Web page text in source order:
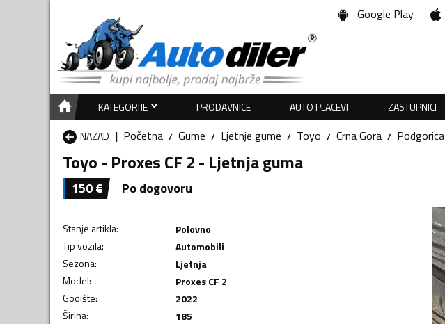
Google Play
KATEGORIJE PRODAVNICE AUTO PLACEVI ZASTUPNICI
NAZAD
Početna Gume Ljetnje gume Toyo Crna Gora Podgorica
Toyo - Proxes CF 2 - Ljetnja guma
150€ Po dogovoru
Stanje artikla:
Polovno
Tip vozila:
Automobili
Sezona:
Ljetnja
Model:
Proxes CF 2
Godište:
2022
Širina:
185